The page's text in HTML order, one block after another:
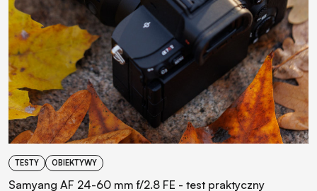
TESTY OBIEKTYWY
Samyang AF 24-60 mm f/2.8 FE - test praktyczny